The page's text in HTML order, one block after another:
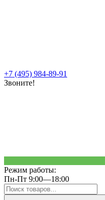
+7 (495) 984-89-91
Звоните!
Режим работы:
Пн-Пт 9:00—18:00